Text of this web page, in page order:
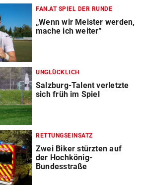
FAN.AT SPIEL DER RUNDE
„Wenn wir Meister werden,
mache ich weiter“
UNGLÜCKLICH
Salzburg-Talent verletzte
sich früh im Spiel
RETTUNGSEINSATZ
Zwei Biker stürzten auf
der Hochkönig-
Bundesstraße